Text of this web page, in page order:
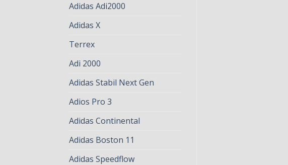
Adidas Adi2000
Adidas X
Terrex
Adi 2000
Adidas Stabil Next Gen
Adios Pro 3
Adidas Continental
Adidas Boston 11
Adidas Speedflow